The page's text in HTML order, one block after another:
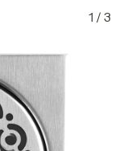
1 / 3